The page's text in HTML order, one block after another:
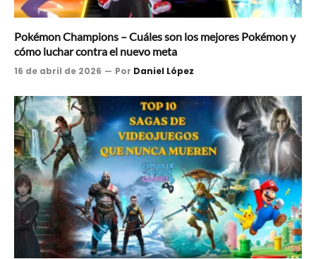
Pokémon Champions – Cuáles son los mejores Pokémon y
cómo luchar contra el nuevo meta
16 de abril de 2026 Por Daniel López